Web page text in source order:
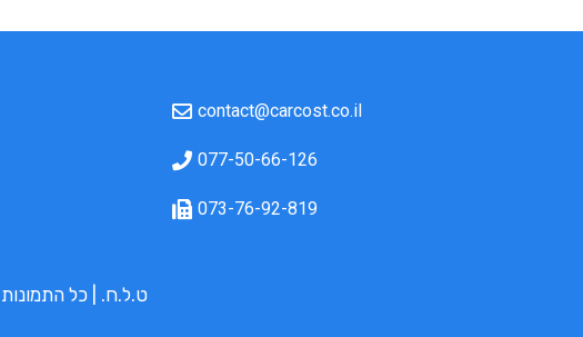
contact@carcost.co.il
077-50-66-126
073-76-92-819
ט.ל.ח. | כל התמונות להמחשה בלבד | ©